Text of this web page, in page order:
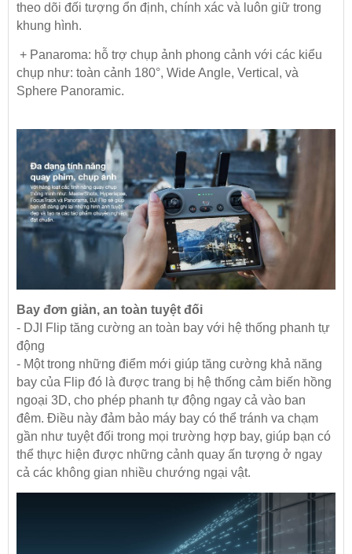
theo dõi đối tượng ổn định, chính xác và luôn giữ trong
khung hình.
+ Panaroma: hỗ trợ chụp ảnh phong cảnh với các kiểu
chụp như: toàn cảnh 180°, Wide Angle, Vertical, và
Sphere Panoramic.
Bay đơn giản, an toàn tuyệt đối
- DJI Flip tăng cường an toàn bay với hệ thống phanh tự
động
- Một trong những điểm mới giúp tăng cường khả năng
bay của Flip đó là được trang bị hệ thống cảm biến hồng
ngoại 3D, cho phép phanh tự động ngay cả vào ban
đêm. Điều này đảm bảo máy bay có thể tránh va chạm
gần như tuyệt đối trong mọi trường hợp bay, giúp bạn có
thể thực hiện được những cảnh quay ấn tượng ở ngay
cả các không gian nhiều chướng ngại vật.